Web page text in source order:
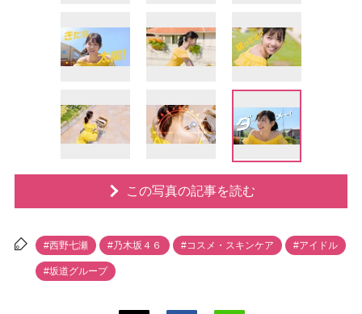
この写真の記事を読む
#西野七瀬 #乃木坂４６ #コスメ・スキンケア #アイドル
#坂道グループ